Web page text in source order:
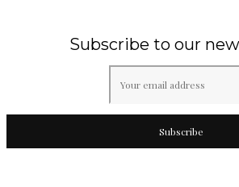
Subscribe to our
Subscribe